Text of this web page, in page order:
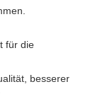
für die
besserer